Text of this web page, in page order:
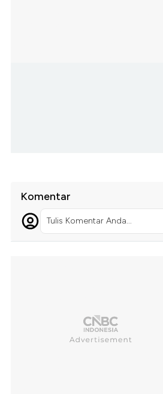
Komentar
Tulis Komentar Anda...